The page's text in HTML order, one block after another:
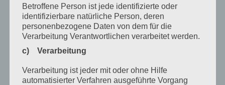
Mai 2020
April 2020
März 2020
Januar 2020
Betroffene Person ist jede identifizierte oder
identifizierbare natürliche Person, deren
personenbezogene Daten von dem für die
Verarbeitung Verantwortlichen verarbeitet werden.
c) Verarbeitung
Verarbeitung ist jeder mit oder ohne Hilfe
automatisierter Verfahren ausgeführte Vorgang